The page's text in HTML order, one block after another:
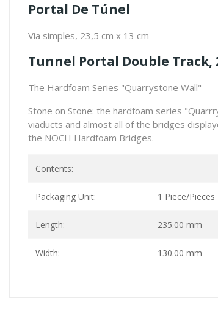
Portal De Túnel
Via simples, 23,5 cm x 13 cm
Tunnel Portal Double Track,
The Hardfoam Series "Quarrystone Wall"
Stone on Stone: the hardfoam series
viaducts and almost all of the bridges
the NOCH Hardfoam Bridges.
Contents:
Packaging Unit: 1 Piece/Pieces
Length: 235.00 mm
Width: 130.00 mm